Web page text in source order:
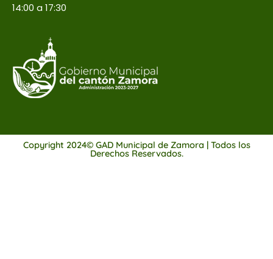
14:00 a 17:30
Copyright 2024© GAD Municipal de Zamora | Todos los
Derechos Reservados.